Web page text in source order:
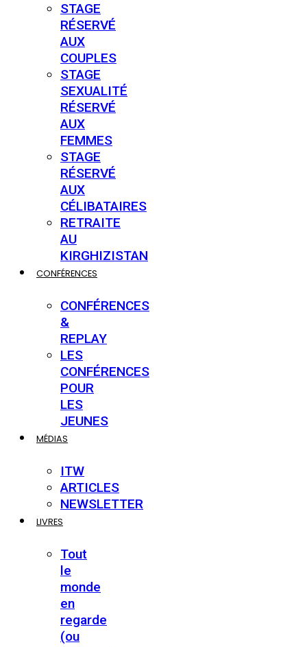
STAGE
RÉSERVÉ
AUX
COUPLES
STAGE
SEXUALITÉ
RÉSERVÉ
AUX
FEMMES
STAGE
RÉSERVÉ
AUX
CÉLIBATAIRES
RETRAITE
AU
KIRGHIZISTAN
CONFÉRENCES
CONFÉRENCES
&
REPLAY
LES
CONFÉRENCES
POUR
LES
JEUNES
MÉDIAS
ITW
ARTICLES
NEWSLETTER
LIVRES
Tout
le
monde
en
regarde
(ou